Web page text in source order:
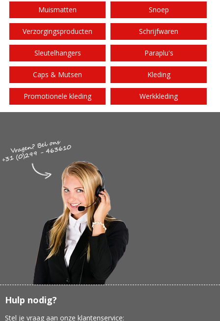
Muismatten Snoep
Verzorgingsproducten Schrijfwaren
Sleutelhangers Paraplu's
Caps & Mutsen Kleding
Promotionele kleding Werkkleding
Hulp nodig?
Stel je vraag aan onze klantenservice: